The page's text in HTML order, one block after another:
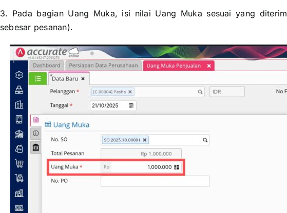
3. Pada bagian Uang Muka, isi nilai Uang Muka sesuai yang
sebesar pesanan).